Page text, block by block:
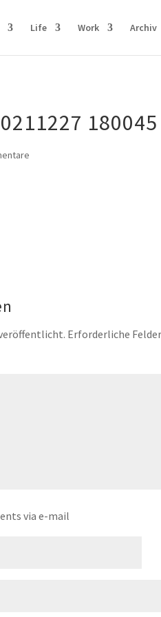
Life Work Archiv
180045
Erforderliche
via e-mail